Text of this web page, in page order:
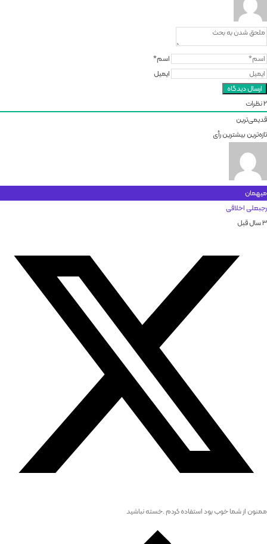
اسم*
ایمیل
2نظرات
قدیمی‌ترین
تازه‌ترینبیشترین رأی
میهمان
رجبعلی اخلاقی
3 سال قبل
ممنون از شما خوب بود استفاده کردم .خسته نباشید